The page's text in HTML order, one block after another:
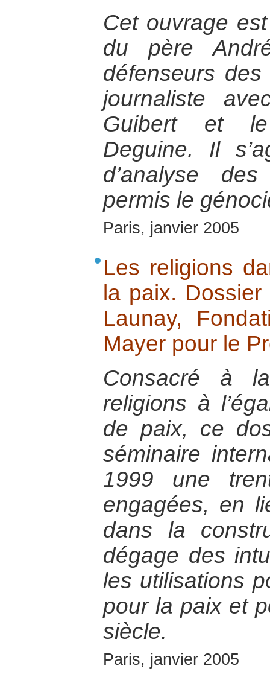
Cet ouvrage
du père
défenseurs
journaliste
Guibert et le
Deguine. Il
d’analyse
permis le
Paris, janvier 2005
Les religions
la paix.
Launay,
Mayer pour le
Consacré à
religions à
de paix, ce
séminaire
1999 une
engagées, en
dans la
dégage des
les utilisations
pour la paix et
siècle.
Paris, janvier 2005